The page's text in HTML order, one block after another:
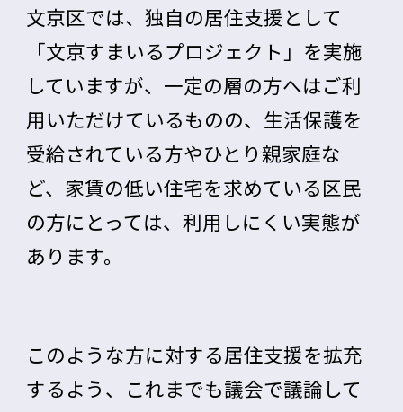
文京区では、独自の居住支援として
「文京すまいるプロジェクト 」を実施
していますが、一定の層の方へはご利
用いただけているものの、生活保護を
受給されている方やひとり親家庭な
ど、家賃の低い住宅を求めている区民
の方にとっては、利用しにくい実態が
あります。
このような方に対する居住支援を拡充
するよう、これまでも議会で議論して